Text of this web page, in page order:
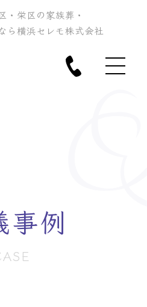
・栄区の家族葬・
ら横浜セレモ株式会社
事例